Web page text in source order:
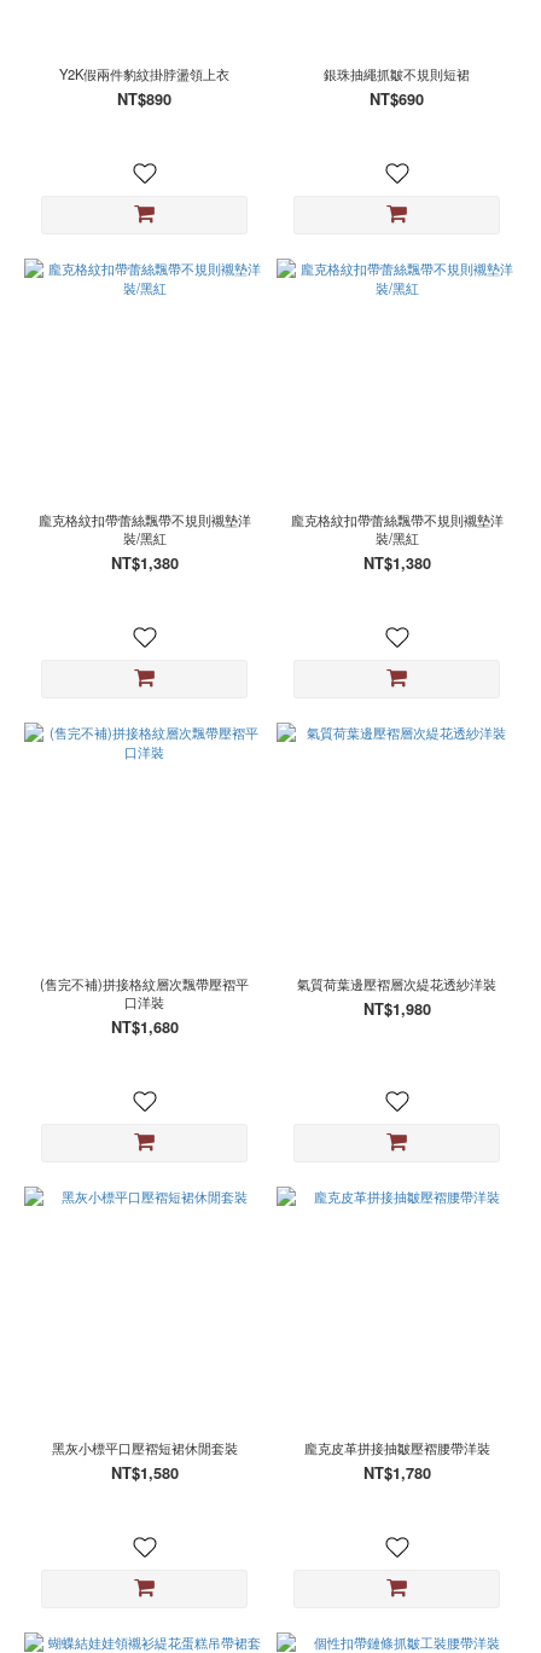
Y2K假兩件豹紋掛脖盪領上衣
NT$890
銀珠抽繩抓皺不規則短裙
NT$690
龐克格紋扣帶蕾絲飄帶不規則襯墊洋
裝/黑紅
NT$1,380
龐克格紋扣帶蕾絲飄帶不規則襯墊洋
裝/黑紅
NT$1,380
(售完不補)拼接格紋層次飄帶壓褶平
口洋裝
NT$1,680
氣質荷葉邊壓褶層次緹花透紗洋裝
NT$1,980
黑灰小標平口壓褶短裙休閒套裝
NT$1,580
龐克皮革拼接抽皺壓褶腰帶洋裝
NT$1,780